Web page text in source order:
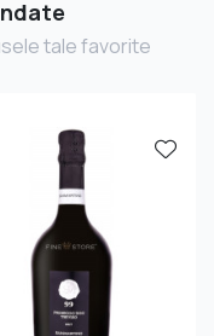
tale favorite